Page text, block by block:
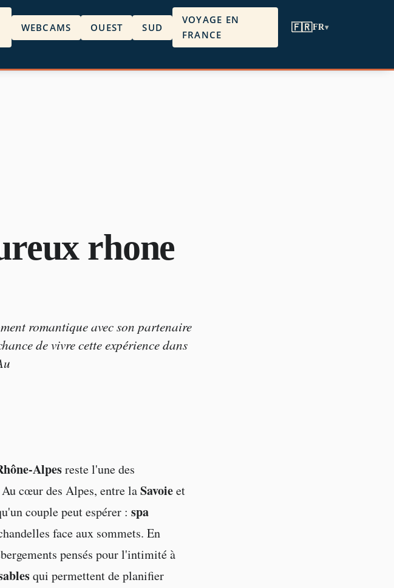
WEBCAMS OUEST SUD
VOYAGE EN
FRANCE
🇫🇷FR▾
rhone
romantique avec son partenaire
de vivre cette expérience dans
Alpesreste l'une des
cœur des Alpes, entre laSavoieet
couple peut espérer : spa
face aux sommets. En
pensés pour l'intimité à
qui permettent de planifier